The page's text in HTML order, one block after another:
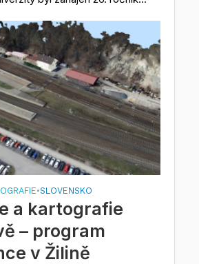
•SLOVENSKO
a kartografie
– program
v Žilině